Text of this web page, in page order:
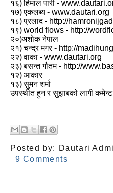
१६) हिमाल पारी -
१७) एकलब्य - www.dautari.org
१८) प्रलाद - http://
१९) world flows - http://
२०)अशोक नेपाल
२१) चन्द्र मगर - http://
२२) वाका - www.dautari.org
२३) बसन्त गौतम - http://
१२) आकार
१३) सुमन शर्मा
उपस्थीत हुन र सुझाबको लागी कमेन्ट
Posted by: Dautari
9 Comments